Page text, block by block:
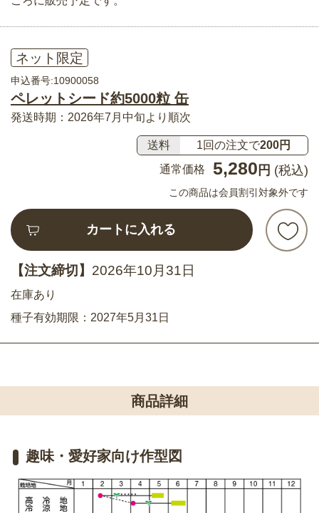
ネット限定
申込番号:10900058
ペレットシード約5000粒 缶
発送時期：2026年7月中旬より順次
送料 1回の注文で200円
通常価格
5,280 円 (税込)
この商品は会員割引対象外です
カートに入れる
【注文締切】 2026年10月31日
在庫あり
種子有効期限：2027年5月31日
商品詳細
趣味・愛好家向け作型図